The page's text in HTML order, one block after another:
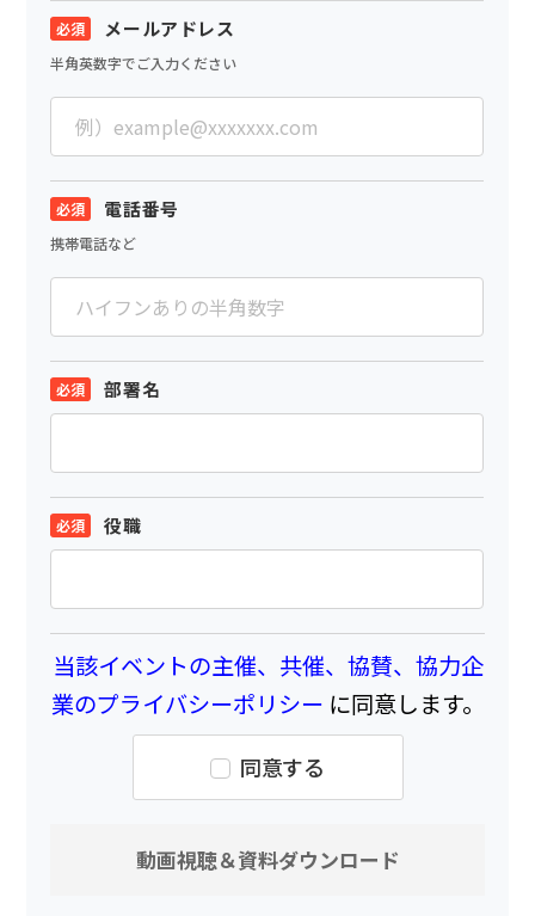
メールアドレス
半角英数字でご入力ください
電話番号
携帯電話など
部署名
役職
当該イベントの主催、共催、協賛、協力企
業のプライバシーポリシー に同意します。
同意する